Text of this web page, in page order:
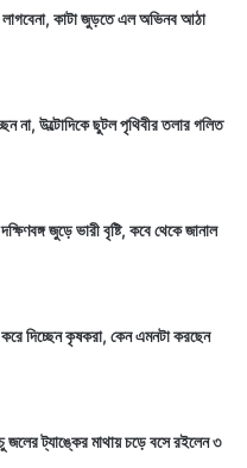
কাটা জুড়তে এল অভিনব আঠা
না, উল্টোদিকে ছুটল পৃথিবীর তলার গলিত
জুড়ে ভারী বৃষ্টি, কবে থেকে জানাল
করে দিচ্ছেন কৃষকরা, কেন এমনটা করছেন
জলের ট্যাঙ্কের মাথায় চড়ে বসে রইলেন ৩